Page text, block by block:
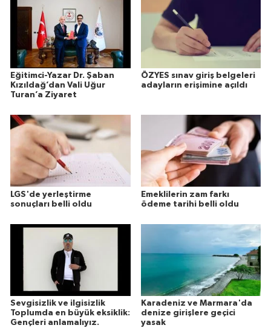
Eğitimci-Yazar Dr. Şaban
Kızıldağ’dan Vali Uğur
Turan’a Ziyaret
ÖZYES sınav giriş belgeleri
adayların erişimine açıldı
LGS'de yerleştirme
sonuçları belli oldu
Emeklilerin zam farkı
ödeme tarihi belli oldu
Sevgisizlik ve ilgisizlik
Toplumda en büyük eksiklik:
Gençleri anlamalıyız.
Karadeniz ve Marmara'da
denize girişlere geçici
yasak